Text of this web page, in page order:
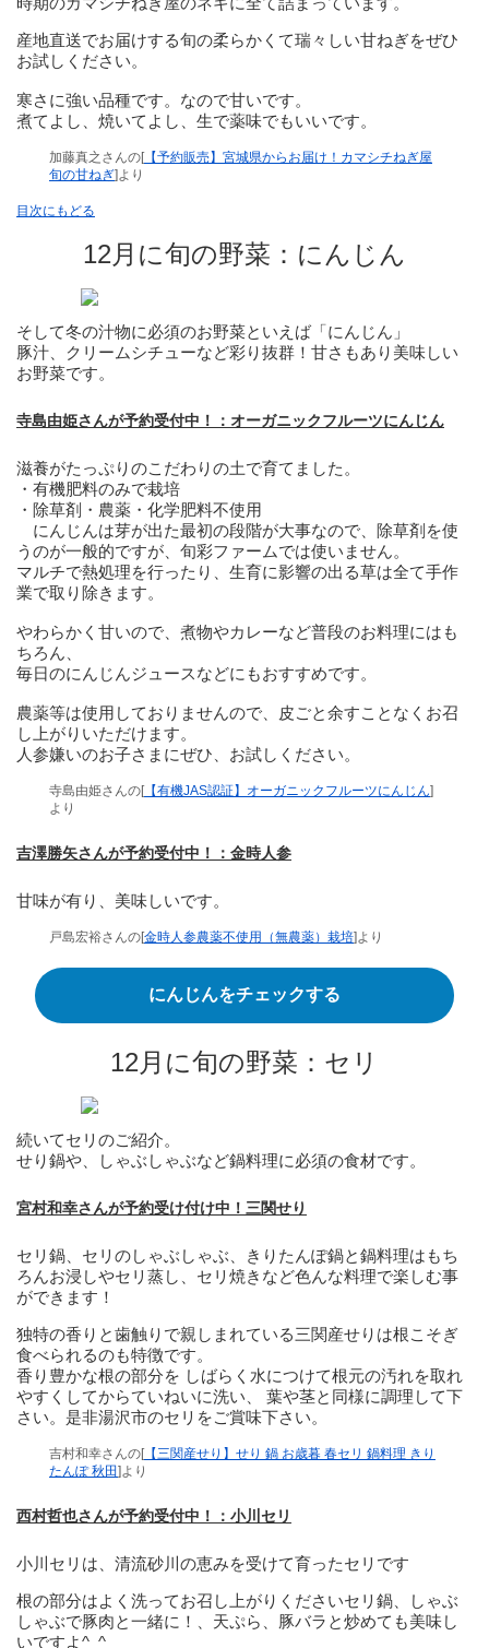
産地直送でお届けする旬の柔らかくて瑞々しい甘ねぎをぜひ
お試しください。
寒さに強い品種です。なので甘いです。
煮てよし、焼いてよし、生で薬味でもいいです。
加藤真之さんの[【予約販売】宮城県からお届け！カマシチねぎ屋
旬の甘ねぎ]より
目次にもどる
12月に旬の野菜：にんじん
そして冬の汁物に必須のお野菜といえば「にんじん」
豚汁、クリームシチューなど彩り抜群！甘さもあり美味しい
お野菜です。
寺島由姫さんが予約受付中！：オーガニックフルーツにんじん
滋養がたっぷりのこだわりの土で育てました。
・有機肥料のみで栽培
・除草剤・農薬・化学肥料不使用
にんじんは芽が出た最初の段階が大事なので、除草剤を使
うのが一般的ですが、旬彩ファームでは使いません。
マルチで熱処理を行ったり、生育に影響の出る草は全て手作
業で取り除きます。
やわらかく甘いので、煮物やカレーなど普段のお料理にはも
ちろん、
毎日のにんじんジュースなどにもおすすめです。
農薬等は使用しておりませんので、皮ごと余すことなくお召
し上がりいただけます。
人参嫌いのお子さまにぜひ、お試しください。
寺島由姫さんの[【有機JAS認証】オーガニックフルーツにんじん]
より
吉澤勝矢さんが予約受付中！：金時人参
甘味が有り、美味しいです。
戸島宏裕さんの[金時人参農薬不使用（無農薬）栽培]より
にんじんをチェックする
12月に旬の野菜：セリ
続いてセリのご紹介。
せり鍋や、しゃぶしゃぶなど鍋料理に必須の食材です。
宮村和幸さんが予約受け付け中！三関せり
セリ鍋、セリのしゃぶしゃぶ、きりたんぽ鍋と鍋料理はもち
ろんお浸しやセリ蒸し、セリ焼きなど色んな料理で楽しむ事
ができます！
独特の香りと歯触りで親しまれている三関産せりは根こそぎ
食べられるのも特徴です。
香り豊かな根の部分を しばらく水につけて根元の汚れを取れ
やすくしてからていねいに洗い、 葉や茎と同様に調理して下
さい。是非湯沢市のセリをご賞味下さい。
吉村和幸さんの[【三関産せり】せり 鍋 お歳暮 春セリ 鍋料理 きり
たんぽ 秋田]より
西村哲也さんが予約受付中！：小川セリ
小川セリは、清流砂川の恵みを受けて育ったセリです
根の部分はよく洗ってお召し上がりくださいセリ鍋、しゃぶ
しゃぶで豚肉と一緒に！、天ぷら、豚バラと炒めても美味し
いですよ^_^